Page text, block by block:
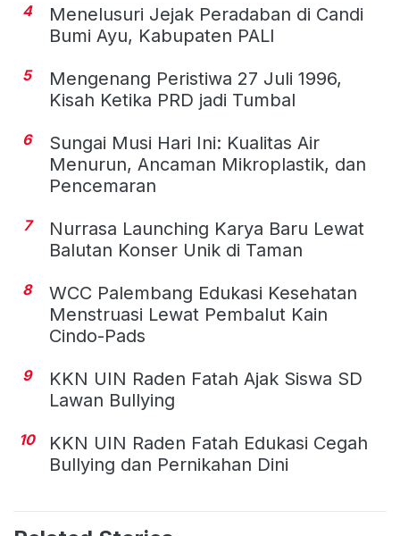
4
Menelusuri Jejak Peradaban di Candi
Bumi Ayu, Kabupaten PALI
5
Mengenang Peristiwa 27 Juli 1996,
Kisah Ketika PRD jadi Tumbal
6
Sungai Musi Hari Ini: Kualitas Air
Menurun, Ancaman Mikroplastik, dan
Pencemaran
7
Nurrasa Launching Karya Baru Lewat
Balutan Konser Unik di Taman
8
WCC Palembang Edukasi Kesehatan
Menstruasi Lewat Pembalut Kain
Cindo-Pads
9
KKN UIN Raden Fatah Ajak Siswa SD
Lawan Bullying
10
KKN UIN Raden Fatah Edukasi Cegah
Bullying dan Pernikahan Dini